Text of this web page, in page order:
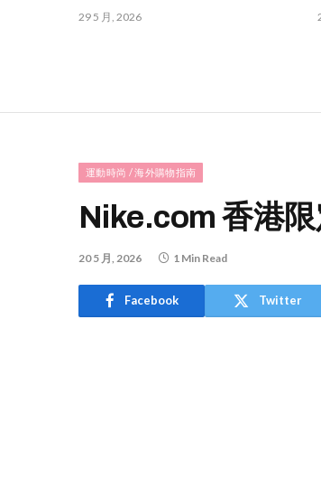
29 5 月, 2026
運動時尚 / 海外購物指南
Nike.com 香港
20 5 月, 2026 1 Min Read
Facebook Twitter